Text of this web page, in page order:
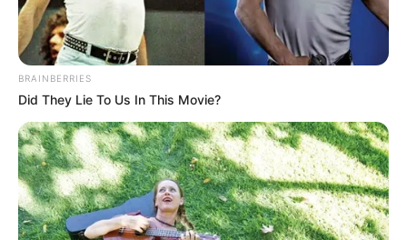
BRAINBERRIES
Did They Lie To Us In This Movie?